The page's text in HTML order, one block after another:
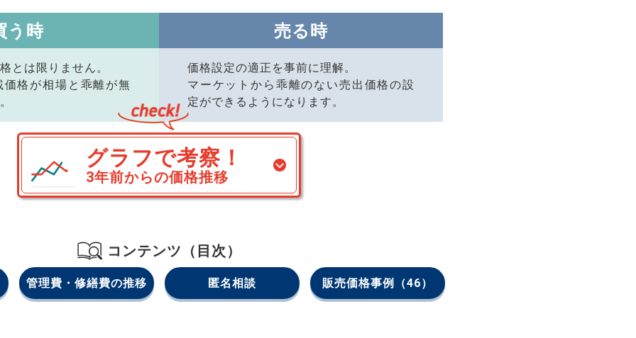
う時
とは限りません。
格が相場と乖離が無
売る時
価格設定の適正を事前に理解。
マーケットから乖離のない売出価格の設
定ができるようになります。
グラフで考察！
3年前からの価格推移
コンテンツ（目次）
管理費・修繕費の推移 匿名相談 販売価格事例 （46）